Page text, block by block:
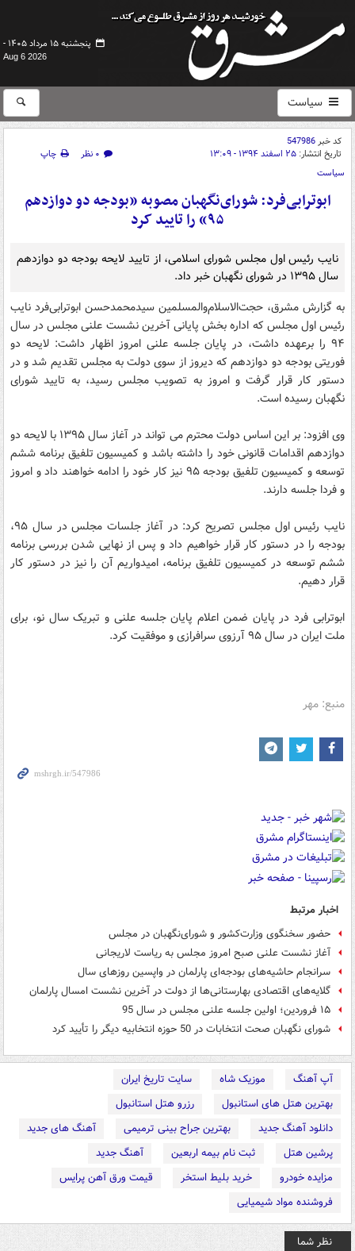
پنجشنبه ۱۵ مرداد ۱۴۰۵ -
Aug 6 2026
سیاست
کد خبر547986
تاریخ انتشار: ۲۵ اسفند ۱۳۹۴ - ۱۳:۰۹ ۰ نظر
چاپ
سیاست
ابوترابی‌فرد: شورای‌نگهبان مصوبه «بودجه دو دوازدهم
۹۵» را تایید کرد
نایب رئیس اول مجلس شورای اسلامی، از تایید لایحه بودجه دو دوازدهم
سال ۱۳۹۵ در شورای نگهبان خبر داد.
به گزارش مشرق، حجت‌الاسلام‌والمسلمین سیدمحمدحسن ابوترابی‌فرد نایب
رئیس اول مجلس که اداره بخش پایانی آخرین نشست علنی مجلس در سال
۹۴ را برعهده داشت، در پایان جلسه علنی امروز اظهار داشت: لایحه دو
فوریتی بودجه دو دوازدهم که دیروز از سوی دولت به مجلس تقدیم شد و در
دستور کار قرار گرفت و امروز به تصویب مجلس رسید، به تایید شورای
نگهبان رسیده است.
وی افزود: بر این اساس دولت محترم می تواند در آغاز سال ۱۳۹۵ با لایحه دو
دوازدهم اقدامات قانونی خود را داشته باشد و کمیسیون تلفیق برنامه ششم
توسعه و کمیسیون تلفیق بودجه ۹۵ نیز کار خود را ادامه خواهند داد و امروز
و فردا جلسه دارند.
نایب رئیس اول مجلس تصریح کرد: در آغاز جلسات مجلس در سال ۹۵،
بودجه را در دستور کار قرار خواهیم داد و پس از نهایی شدن بررسی برنامه
ششم توسعه در کمیسیون تلفیق برنامه، امیدواریم آن را نیز در دستور کار
قرار دهیم.
ابوترابی فرد در پایان ضمن اعلام پایان جلسه علنی و تبریک سال نو، برای
ملت ایران در سال ۹۵ آرزوی سرافرازی و موفقیت کرد.
منبع: مهر
اخبار مرتبط
حضور سخنگوی وزارت‌کشور و شورای‌نگهبان در مجلس
آغاز نشست علنی صبح امروز مجلس به ریاست لاریجانی
سرانجام حاشیه‌های بودجه‌ای پارلمان در واپسین روزهای سال
گلایه‌های اقتصادی بهارستانی‌ها از دولت در آخرین نشست امسال پارلمان
۱۵ فروردین؛ اولین جلسه علنی مجلس در سال 95
شورای نگهبان صحت انتخابات در 50 حوزه انتخابیه دیگر را تأیید کرد
آپ آهنگ موزیک شاه
سایت تاریخ ایران
بهترین هتل های استانبول
رزرو هتل استانبول
دانلود آهنگ جدید
بهترین جراح بینی ترمیمی
آهنگ های جدید
پرشین هتل
ثبت نام بیمه اربعین
آهنگ جدید
مزایده خودرو
خرید بلیط استخر
قیمت ورق آهن پرایس
فروشنده مواد شیمیایی
نظر شما